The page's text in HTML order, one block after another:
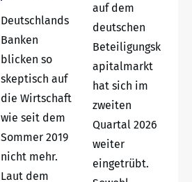
Deutschlands
Banken
blicken so
skeptisch auf
die Wirtschaft
wie seit dem
Sommer 2019
nicht mehr.
Laut dem
auf dem
deutschen
Beteiligungsk
apitalmarkt
hat sich im
zweiten
Quartal 2026
weiter
eingetrübt.